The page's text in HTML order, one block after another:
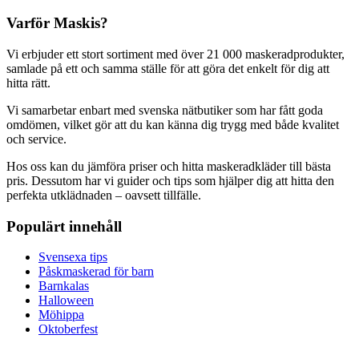
Varför Maskis?
Vi erbjuder ett stort sortiment med över 21 000 maskeradprodukter,
samlade på ett och samma ställe för att göra det enkelt för dig att
hitta rätt.
Vi samarbetar enbart med svenska nätbutiker som har fått goda
omdömen, vilket gör att du kan känna dig trygg med både kvalitet
och service.
Hos oss kan du jämföra priser och hitta maskeradkläder till bästa
pris. Dessutom har vi guider och tips som hjälper dig att hitta den
perfekta utklädnaden – oavsett tillfälle.
Populärt innehåll
Svensexa tips
Påskmaskerad för barn
Barnkalas
Halloween
Möhippa
Oktoberfest